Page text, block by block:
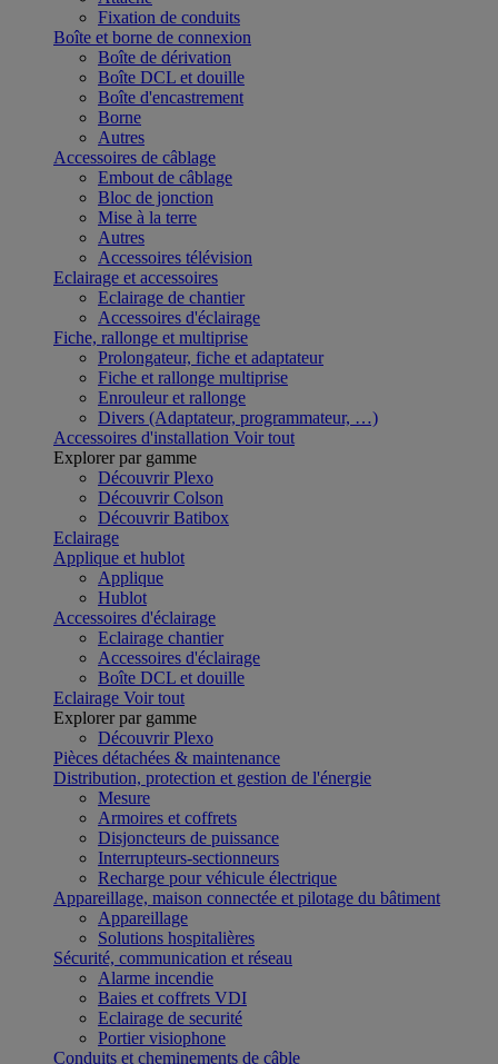
Fixation de conduits
Boîte et borne de connexion
Boîte de dérivation
Boîte DCL et douille
Boîte d'encastrement
Borne
Autres
Accessoires de câblage
Embout de câblage
Bloc de jonction
Mise à la terre
Autres
Accessoires télévision
Eclairage et accessoires
Eclairage de chantier
Accessoires d'éclairage
Fiche, rallonge et multiprise
Prolongateur, fiche et adaptateur
Fiche et rallonge multiprise
Enrouleur et rallonge
Divers (Adaptateur, programmateur, …)
Accessoires d'installation Voir tout
Explorer par gamme
Découvrir Plexo
Découvrir Colson
Découvrir Batibox
Eclairage
Applique et hublot
Applique
Hublot
Accessoires d'éclairage
Eclairage chantier
Accessoires d'éclairage
Boîte DCL et douille
Eclairage Voir tout
Explorer par gamme
Découvrir Plexo
Pièces détachées & maintenance
Distribution, protection et gestion de l'énergie
Mesure
Armoires et coffrets
Disjoncteurs de puissance
Interrupteurs-sectionneurs
Recharge pour véhicule électrique
Appareillage, maison connectée et pilotage du bâtiment
Appareillage
Solutions hospitalières
Sécurité, communication et réseau
Alarme incendie
Baies et coffrets VDI
Eclairage de securité
Portier visiophone
Conduits et cheminements de câble